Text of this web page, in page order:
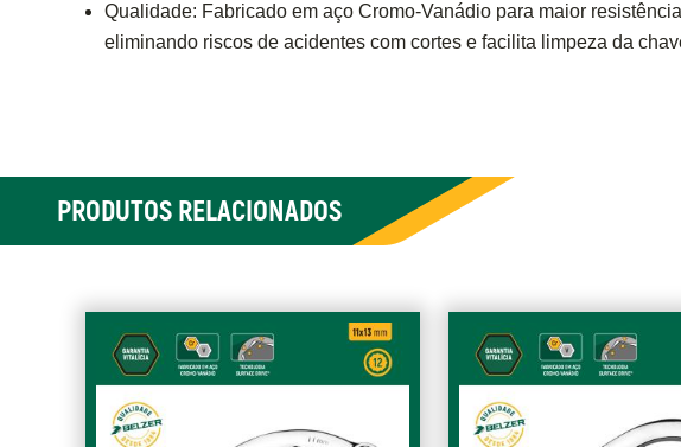
Qualidade: Fabricado em aço Cromo-Vanádio para maior
eliminando riscos de acidentes com cortes e facilita limpeza da
PRODUTOS RELACIONADOS